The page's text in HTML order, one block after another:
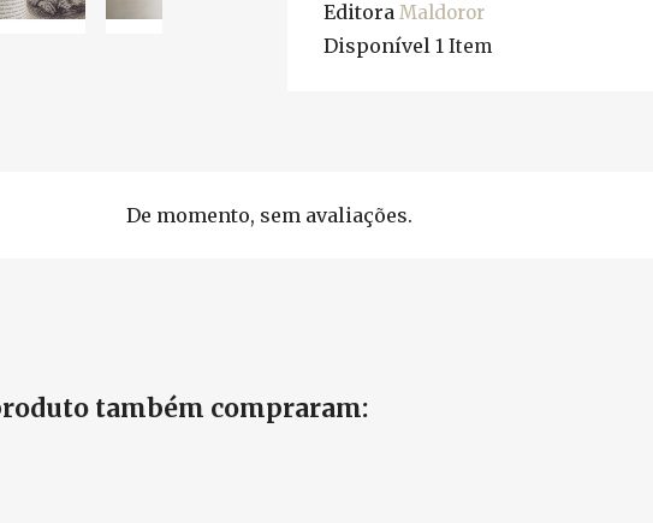
Editora Maldoror
Disponível 1 Item
De momento, sem avaliações.
também compraram: